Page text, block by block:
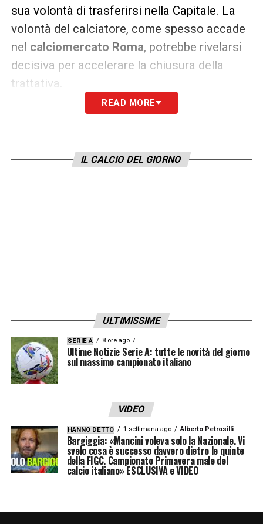
sua volontà di trasferirsi nella Capitale. La
volontà del calciatore, come spesso accade
nel calciomercato Roma, potrebbe rivelarsi
decisiva per accelerare la chiusura della
trattativa.
Nel frattempo, la Roma continua a
centrocampo, ma la priorità al momento è
chiudere l’affare Ghilardi, che
LA PLAYLIST DELLE NOSTRE TOP NEWS
READ MORE
IL CALCIO DEL GIORNO
ULTIMISSIME
SERIE A 8 ore ago
Ultime Notizie Serie A: tutte le novità del giorno
sul massimo campionato italiano
VIDEO
HANNO DETTO 1 settimana ago Alberto Petrosilli
Bargiggia: «Mancini voleva solo la Nazionale. Vi
svelo cosa è successo davvero dietro le quinte
della FIGC. Campionato Primavera male del
calcio italiano» ESCLUSIVA e VIDEO